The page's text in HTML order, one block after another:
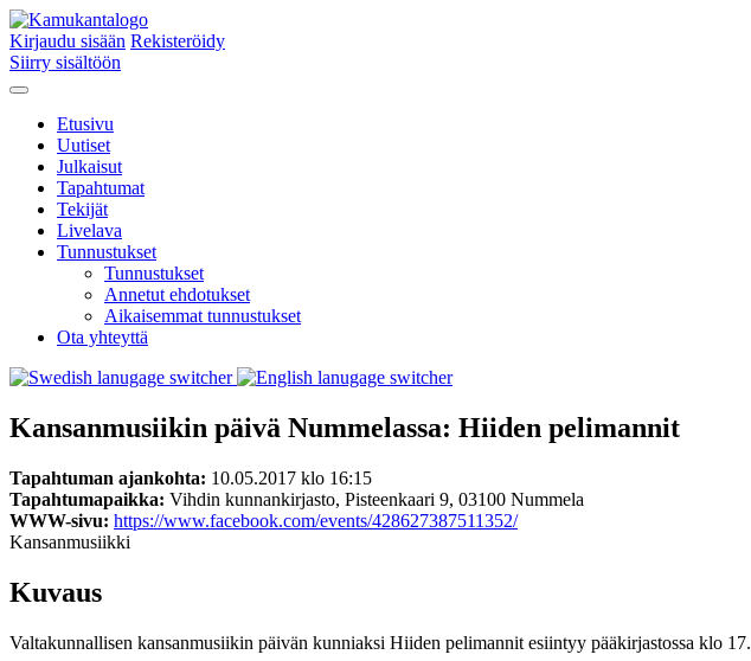
Kirjaudu sisään Rekisteröidy
Siirry sisältöön
Etusivu
Uutiset
Julkaisut
Tapahtumat
Tekijät
Livelava
Tunnustukset
Tunnustukset
Annetut ehdotukset
Aikaisemmat tunnustukset
Ota yhteyttä
Kansanmusiikin päivä Nummelassa: Hiiden pelimannit
Tapahtuman ajankohta: 10.05.2017 klo 16:15
Tapahtumapaikka: Vihdin kunnankirjasto, Pisteenkaari 9, 03100 Nummela
WWW-sivu: https://www.facebook.com/events/428627387511352/
Kansanmusiikki
Kuvaus
Valtakunnallisen kansanmusiikin päivän kunniaksi Hiiden pelimannit esiintyy pääkirjastossa klo 17.